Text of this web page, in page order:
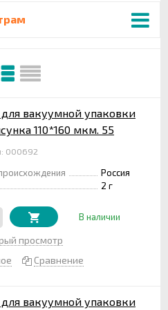
вакуумной упаковки
110*160 мкм. 55
000692
Россия
2 г
В наличии
просмотр
Сравнение
вакуумной упаковки